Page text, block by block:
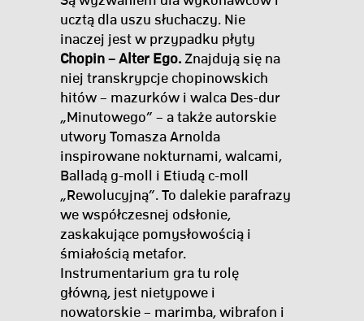
ucztą dla uszu słuchaczy. Nie
inaczej jest w przypadku płyty
Chopin – Alter Ego. Znajdują się na
niej transkrypcje chopinowskich
hitów – mazurków i walca Des-dur
„Minutowego” – a także autorskie
utwory Tomasza Arnolda
inspirowane nokturnami, walcami,
Balladą g-moll i Etiudą c-moll
„Rewolucyjną”. To dalekie parafrazy
we współczesnej odsłonie,
zaskakujące pomysłowością i
śmiałością metafor.
Instrumentarium gra tu rolę
główną, jest nietypowe i
nowatorskie – marimba, wibrafon i